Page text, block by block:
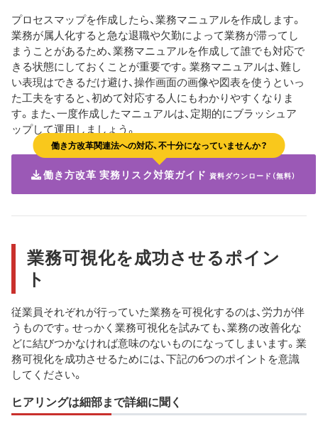
プロセスマップを作成したら、業務マニュアルを作成します。
業務が属人化すると急な退職や欠勤によって業務が滞ってし
まうことがあるため、業務マニュアルを作成して誰でも対応で
きる状態にしておくことが重要です。業務マニュアルは、難し
い表現はできるだけ避け、操作画面の画像や図表を使うといっ
た工夫をすると、初めて対応する人にもわかりやすくなりま
す。また、一度作成したマニュアルは、定期的にブラッシュア
ップして運用しましょう。
働き方改革関連法への対応、不十分になっていませんか？
働き方改革 実務リスク対策ガイド 資料ダウンロード（無料）
業務可視化を成功させるポイン
ト
従業員それぞれが行っていた業務を可視化するのは、労力が伴
うものです。せっかく業務可視化を試みても、業務の改善化な
どに結びつかなければ意味のないものになってしまいます。業
務可視化を成功させるためには、下記の6つのポイントを意識
してください。
ヒアリングは細部まで詳細に聞く